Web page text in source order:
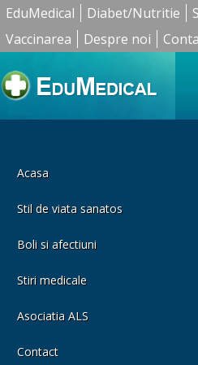
EduMedical Diabet/Nutritie
Vaccinarea
Despre noi
Acasa
Stil de viata sanatos
Boli si afectiuni
Stiri medicale
Asociatia ALS
Contact